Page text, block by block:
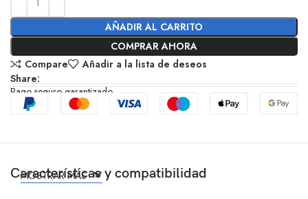
AÑADIR AL CARRITO
COMPRAR AHORA
Compare
Añadir a la lista de deseos
Share:
Pago seguro garantizado
Características y compatibilidad
MOSTRAR MÁS